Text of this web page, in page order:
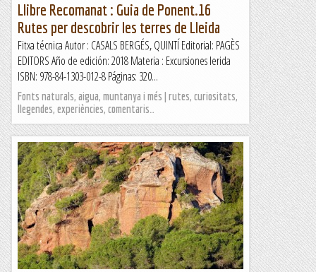
Llibre Recomanat : Guia de Ponent.16
Rutes per descobrir les terres de Lleida
Fitxa técnica Autor : CASALS BERGÉS, QUINTÍ Editorial: PAGÈS
EDITORS Año de edición: 2018 Materia : Excursiones lerida
ISBN: 978-84-1303-012-8 Páginas: 320...
Fonts naturals, aigua, muntanya i més | rutes, curiositats,
llegendes, experiències, comentaris…